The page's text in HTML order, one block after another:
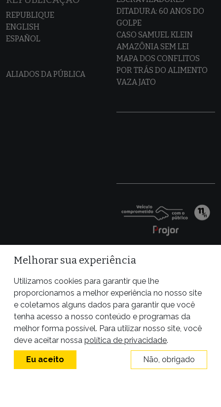
REPUBLIQUE
ENGLISH
ESPAÑOL
ALIADOS DA PÚBLICA
DITADURA: 60 ANOS DO
GOLPE
CASO SAMUEL KLEIN
AMAZÔNIA SEM LEI
MAPA DOS CONFLITOS
POR TRÁS DO ALIMENTO
VAZA JATO
Site desenvolvido por
Melhorar sua experiência
Utilizamos cookies para garantir que lhe
proporcionamos a melhor experiência no nosso site
e coletamos alguns dados para garantir que você
tenha acesso a nosso conteúdo e programas da
melhor forma possível. Para utilizar nosso site, você
deve aceitar nossa política de privacidade.
Eu aceito Não, obrigado